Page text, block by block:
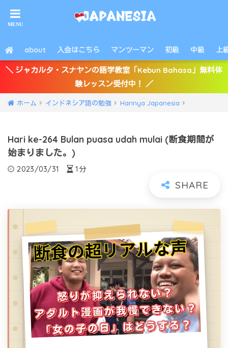
about 入会はこちら マンツーマン 初級 中級 上
＼ ジャカルタ・スナヤンの語学教室「Kebun Bahasa」無料体
験レッスン受付中！ ／
ホーム インドネシア語の勉強 Harinya Japanesia
Hari ke-264 Bulan puasa udah mulai (断食期間が
始まりました。)
2023/03/31 1分